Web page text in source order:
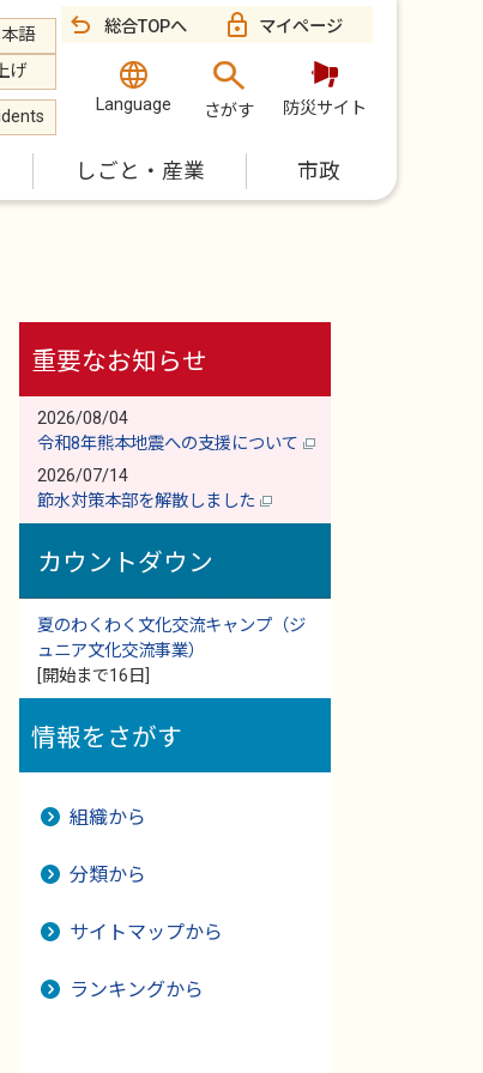
語
げ
総合TOPへ マイページ
Language さがす 防災サイト
しごと・産業 市政
重要なお知らせ
2026/08/04
令和8年熊本地震への支援について
2026/07/14
節水対策本部を解散しました
カウントダウン
夏のわくわく文化交流キャンプ（ジ
ュニア文化交流事業）
[開始まで16日]
情報をさがす
組織から
分類から
サイトマップから
ランキングから